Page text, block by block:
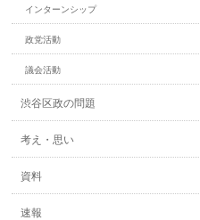
インターンシップ
政党活動
議会活動
渋谷区政の問題
考え・思い
資料
速報